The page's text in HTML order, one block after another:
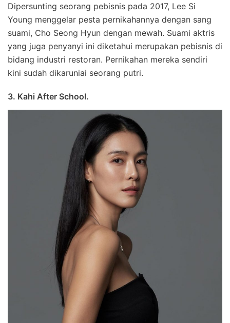
Dipersunting seorang pebisnis pada 2017, Lee Si
Young menggelar pesta pernikahannya dengan sang
suami, Cho Seong Hyun dengan mewah. Suami aktris
yang juga penyanyi ini diketahui merupakan pebisnis di
bidang industri restoran. Pernikahan mereka sendiri
kini sudah dikaruniai seorang putri.
3. Kahi After School.